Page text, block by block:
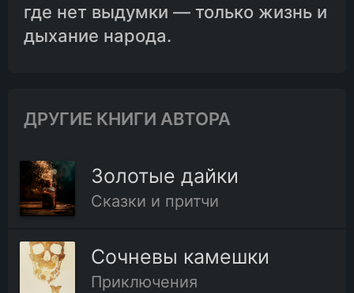
где нет выдумки — только жизнь и
дыхание народа.
ДРУГИЕ КНИГИ АВТОРА
Золотые дайки
Сказки и притчи
Сочневы камешки
Приключения